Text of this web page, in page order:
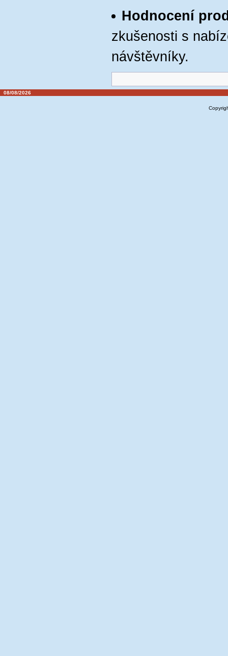
Hodnocení
zkušenosti s
návštěvníky.
08/08/2026